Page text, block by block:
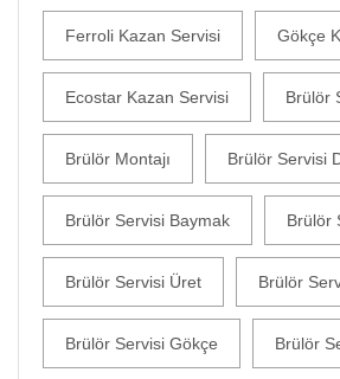
Ferroli Kazan Servisi Gökçe
Ecostar Kazan Servisi Brülör
Brülör Montajı Brülör Servisi
Brülör Servisi Baymak Brülör
Brülör Servisi Üret Brülör
Brülör Servisi Gökçe Brülör